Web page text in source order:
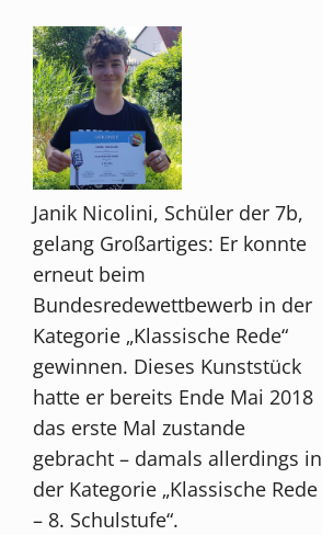
Janik Nicolini, Schüler der 7b,
gelang Großartiges: Er konnte
erneut beim
Bundesredewettbewerb in der
Kategorie „Klassische Rede“
gewinnen. Dieses Kunststück
hatte er bereits Ende Mai 2018
das erste Mal zustande
gebracht – damals allerdings in
der Kategorie „Klassische Rede
– 8. Schulstufe“.